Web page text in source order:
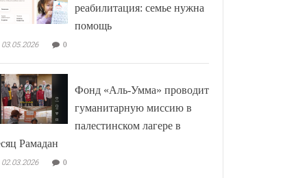
реабилитация: семье нужна
помощь
03.05.2026 0
Фонд «Аль-Умма» проводит
гуманитарную миссию в
палестинском лагере в
Рамадан
02.03.2026 0